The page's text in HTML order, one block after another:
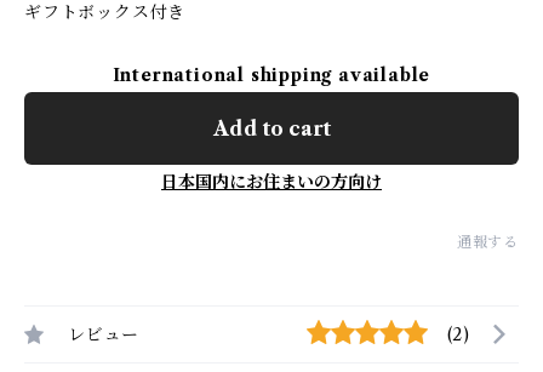
ギフトボックス付き
International shipping available
Add to cart
日本国内にお住まいの方向け
通報する
レビュー (2)